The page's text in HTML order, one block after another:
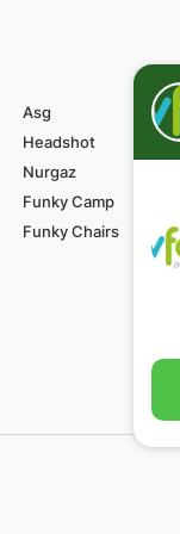
Asg
Headshot
Nurgaz
Funky Camp
Funky Chairs